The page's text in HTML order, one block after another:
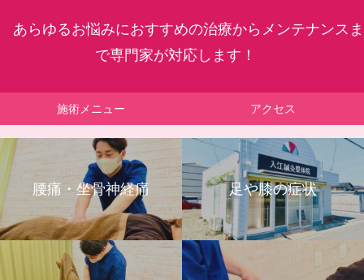
あらゆるお悩みにおすすめの治療からメンテナンスま
で専門家が対応します！
施術メニュー アクセス
腰痛・坐骨神経痛 足や膝の症状